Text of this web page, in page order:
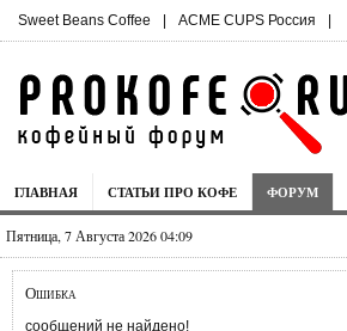
Sweet Beans Coffee | ACME CUPS Россия |
ГЛАВНАЯ СТАТЬИ ПРО КОФЕ ФОРУМ
Пятница, 7 Августа 2026 04:09
Ошибка
сообщений не найдено!